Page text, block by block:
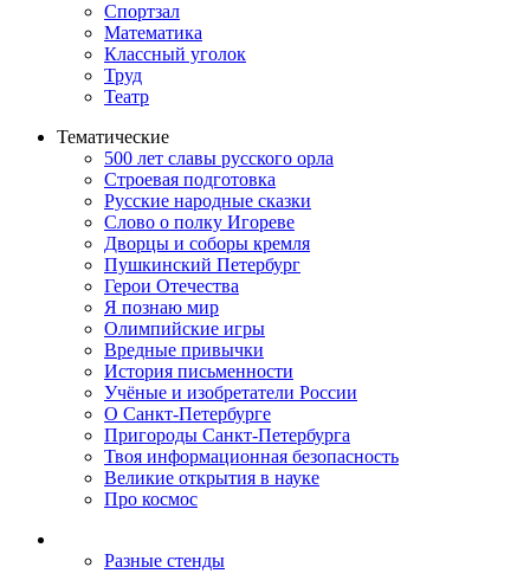
Спортзал
Математика
Классный уголок
Труд
Театр
Тематические
500 лет славы русского орла
Строевая подготовка
Русские народные сказки
Слово о полку Игореве
Дворцы и соборы кремля
Пушкинский Петербург
Герои Отечества
Я познаю мир
Олимпийские игры
Вредные привычки
История письменности
Учёные и изобретатели России
О Санкт-Петербурге
Пригороды Санкт-Петербурга
Твоя информационная безопасность
Великие открытия в науке
Про космос
Разные стенды